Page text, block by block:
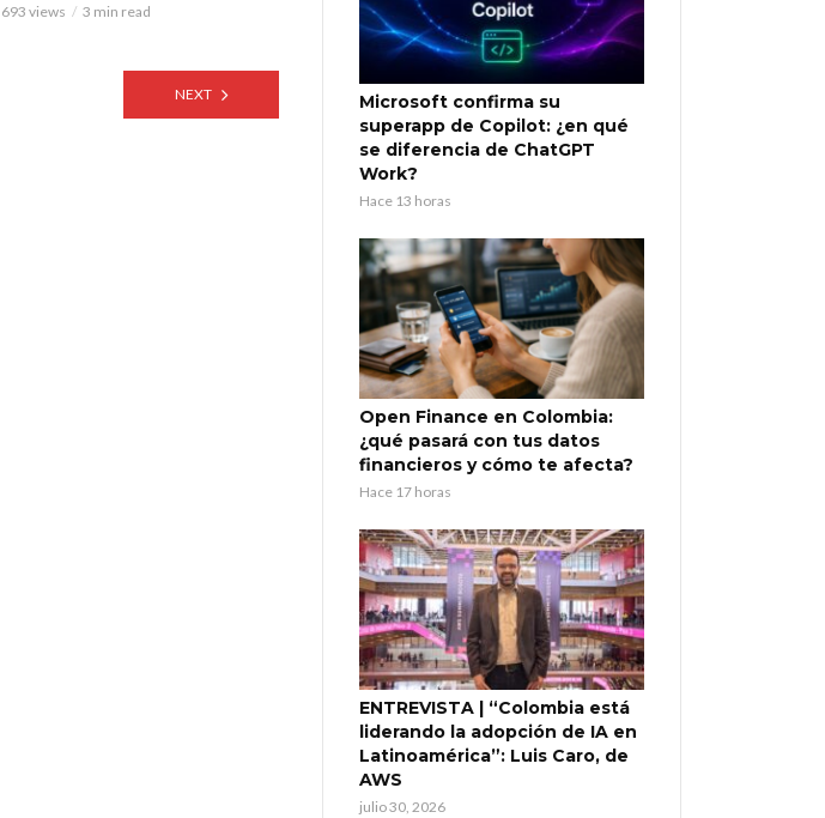
693 views 3 min read
NEXT
Microsoft confirma su
superapp de Copilot: ¿en qué
se diferencia de ChatGPT
Work?
Hace 13 horas
Open Finance en Colombia:
¿qué pasará con tus datos
financieros y cómo te afecta?
Hace 17 horas
ENTREVISTA | “Colombia está
liderando la adopción de IA en
Latinoamérica”: Luis Caro, de
AWS
julio 30, 2026